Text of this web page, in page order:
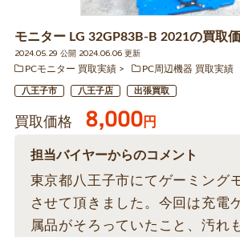
モニター LG 32GP83B-B 2021の買取
2024.05.29 公開 2024.06.06 更新
PCモニター 買取実績
PC周辺機器 買取実績
八王子市 八王子店 出張買取
買取価格 8,000円
担当バイヤーからのコメント
東京都八王子市にてゲーミング
させて頂きました。今回は充電
属品がそろっていたこと、汚れ